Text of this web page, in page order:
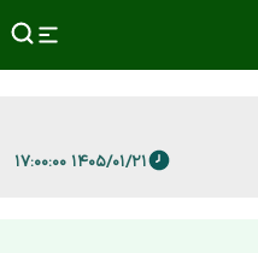
۱۴۰۵/۰۱/۲۱ ۱۷:۰۰:۰۰